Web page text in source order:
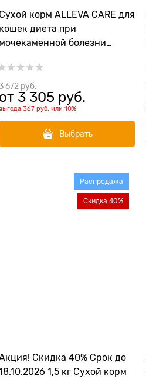
Сухой корм ALLEVA CARE для
кошек диета при
мочекаменной болезни
предотвращения рецидивов
ADULT URINARY 360
672 руб.
от 3 305 руб.
367 руб. или 10%
Выбрать
Скидка 40% Срок до
1,5 кг Сухой корм
Распродажа
Скидка 40%